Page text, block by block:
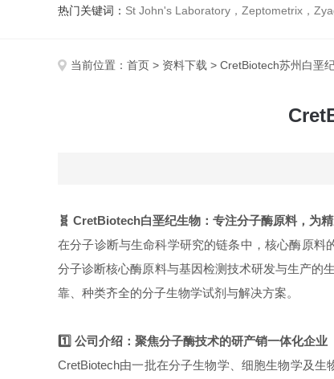
热门关键词： St John's Laboratory，Zeptometrix，Zyagen，Dbiosys ，Fn-
当前位置： 首页 > 资料下载 > CretBiotech苏州白垩
🧬 CretBiotech白垩纪生物：专注分子酶原料，为
在分子诊断与生命科学研究的链条中，核心酶原料
分子诊断核心酶原料与基因检测技术研发与生产的
靠、种类齐全的分子生物学试剂与解决方案。
1️⃣ 公司介绍：聚焦分子酶技术的研产销一体化企业
CretBiotech由一批在分子生物学、细胞生物学及